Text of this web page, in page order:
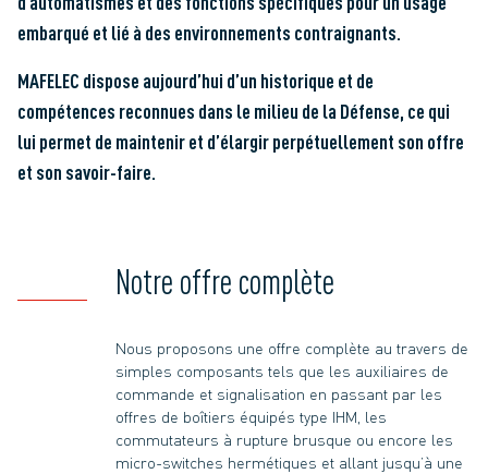
embarqué et lié à des environnements contraignants.
MAFELEC dispose aujourd’hui d’un historique et de
compétences reconnues dans le milieu de la Défense, ce qui
lui permet de maintenir et d’élargir perpétuellement son offre
et son savoir-faire.
Notre offre complète
Nous proposons une offre complète au travers de
simples composants tels que les auxiliaires de
commande et signalisation en passant par les
offres de boîtiers équipés type IHM, les
commutateurs à rupture brusque ou encore les
micro-switches hermétiques et allant jusqu’à une